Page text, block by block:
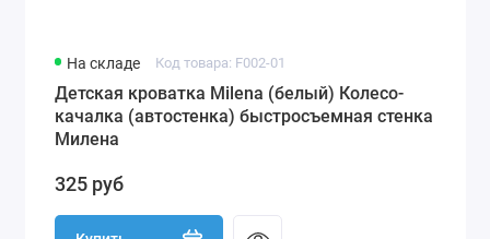
На складе Код товара: F002-01
Детская кроватка Milena (белый) Колесо-
качалка (автостенка) быстросъемная стенка
Милена
325 руб